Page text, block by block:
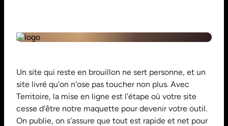
Un site qui reste en brouillon ne sert personne, et un
site livré qu'on n'ose pas toucher non plus. Avec
Territoire, la mise en ligne est l'étape où votre site
cesse d'être notre maquette pour devenir votre outil.
On publie, on s'assure que tout est rapide et net pour